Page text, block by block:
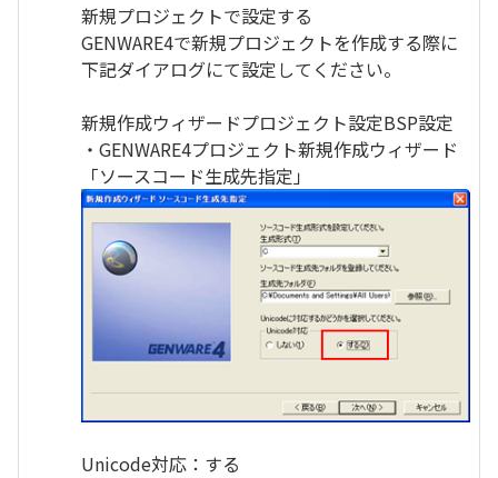
新規プロジェクトで設定する
GENWARE4で新規プロジェクトを作成する際に
下記ダイアログにて設定してください。
新規作成ウィザードプロジェクト設定BSP設定
・GENWARE4プロジェクト新規作成ウィザード
「ソースコード生成先指定」
Unicode対応：する